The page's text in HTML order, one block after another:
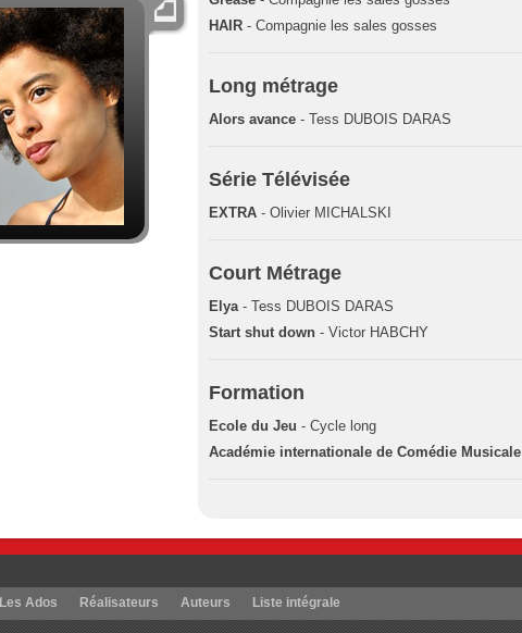
HAIR - Compagnie les sales gosses
Long métrage
Alors avance - Tess DUBOIS DARAS
Série Télévisée
EXTRA - Olivier MICHALSKI
Court Métrage
Elya- Tess DUBOIS DARAS
Start shut down - Victor HABCHY
Formation
Ecole du Jeu - Cycle long
Académie internationale de Comédie Musicale
Les Ados Réalisateurs Auteurs Liste intégrale